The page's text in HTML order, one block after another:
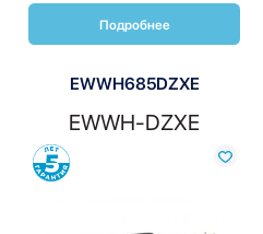
Подробнее
EWWH685DZXE
EWWH-DZXE